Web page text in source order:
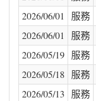
2026/06/01
服務
2026/06/01
服務
2026/05/19 服務
2026/05/18
服務
2026/05/13
服務